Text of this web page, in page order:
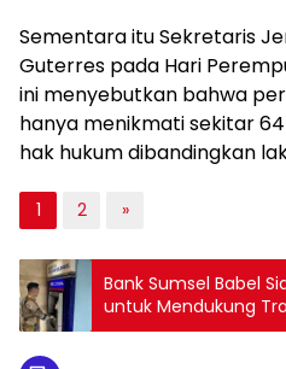
Sementara itu Sekretaris
Guterres pada Hari
ini menyebutkan bahwa
hanya menikmati sekitar
hak hukum dibandingkan
1 2 »
Bank Sumsel Babel
untuk Mendukung